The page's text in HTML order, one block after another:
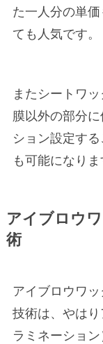
た一人分の単
ても人気です。
またシートワ
膜以外の部分
ション設定す
も可能になりま
アイブロウ
術
アイブロウワ
技術は、やは
ラミネーション